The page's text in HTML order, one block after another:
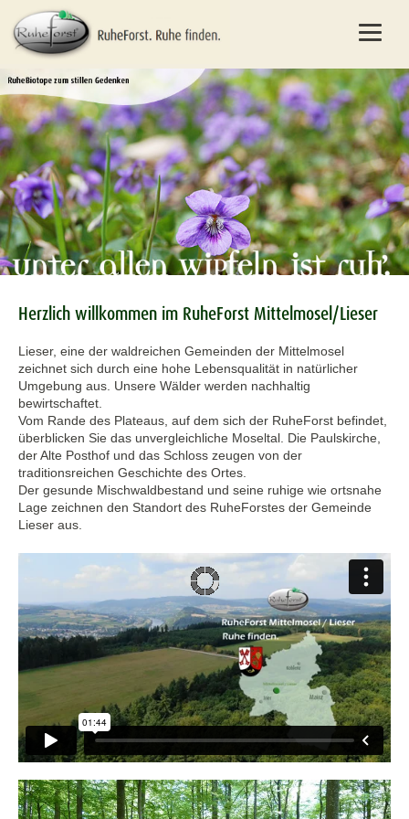
Herzlich willkommen im RuheForst Mittelmosel/Lieser
Lieser, eine der waldreichen Gemeinden der Mittelmosel
zeichnet sich durch eine hohe Lebensqualität in natürlicher
Umgebung aus. Unsere Wälder werden nachhaltig
bewirtschaftet.
Vom Rande des Plateaus, auf dem sich der RuheForst befindet,
überblicken Sie das unvergleichliche Moseltal. Die Paulskirche,
der Alte Posthof und das Schloss zeugen von der
traditionsreichen Geschichte des Ortes.
Der gesunde Mischwaldbestand und seine ruhige wie ortsnahe
Lage zeichnen den Standort des RuheForstes der Gemeinde
Lieser aus.